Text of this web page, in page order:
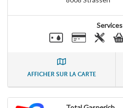
Services
AFFICHER SUR LA CARTE